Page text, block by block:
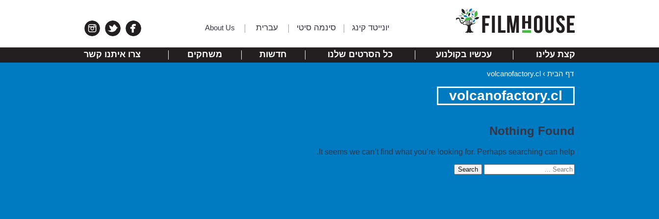
יונייטד קינג סינמה סיטי עברית About Us
קצת עלינו עכשיו בקולנוע כל הסרטים שלנו חדשות משחקים צרו איתנו קשר
דף הבית ›
volcanofactory.cl
volcanofactory.cl
Nothing Found
It seems we can’t find what you’re looking for. Perhaps searching can help.
Search
for: